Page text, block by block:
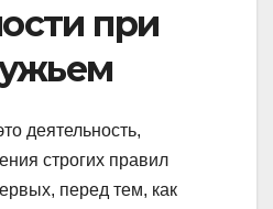
при
деятельность,
строгих правил
перед тем, как